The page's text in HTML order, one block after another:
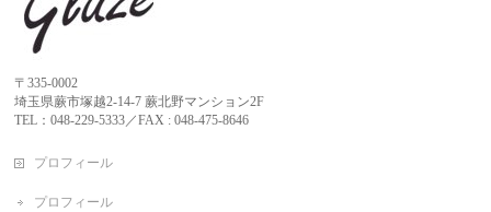
〒335-0002
埼玉県蕨市塚越2-14-7 蕨北野マンション2F
TEL：048-229-5333／FAX : 048-475-8646
プロフィール
プロフィール